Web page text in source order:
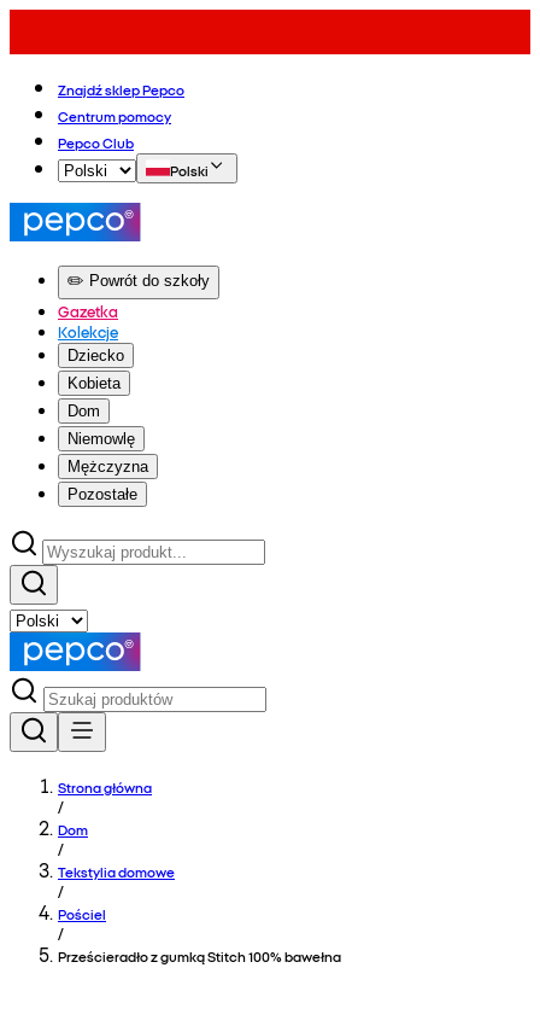
Znajdź sklep Pepco
Centrum pomocy
Pepco Club
Polski
✏️ Powrót do szkoły
Gazetka
Kolekcje
Dziecko
Kobieta
Dom
Niemowlę
Mężczyzna
Pozostałe
Strona główna
/
Dom
/
Tekstylia domowe
/
Pościel
/
Prześcieradło z gumką Stitch 100% bawełna